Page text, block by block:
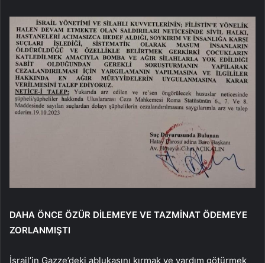
DAHA ÖNCE ÖZÜR DİLEMEYE VE TAZMİNAT ÖDEMEYE
ZORLANMIŞTI
İsrail’in Gazze’deki ablukasını kırmak ve yardım götürmek